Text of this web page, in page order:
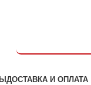
+7 (916) 966-28-28
ДОСТАВКА И ОПЛАТА